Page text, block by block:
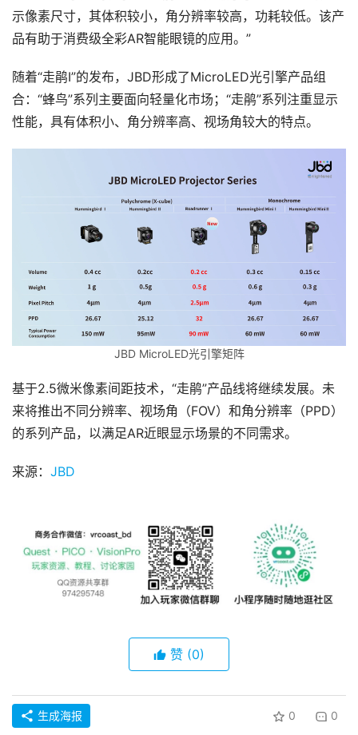
点
源
下
载
示像素尺寸，其体积较小，角分辨率较高，功耗较低。该产
品有助于消费级全彩AR智能眼镜的应用。”
随着“走鹃Ⅰ”的发布，JBD形成了MicroLED光引擎产品组
合：“蜂鸟”系列主要面向轻量化市场；“走鹃”系列注重显示
性能，具有体积小、角分辨率高、视场角较大的特点。
JBD MicroLED光引擎矩阵
基于2.5微米像素间距技术，“走鹃”产品线将继续发展。未
来将推出不同分辨率、视场角（FOV）和角分辨率（PPD）
的系列产品，以满足AR近眼显示场景的不同需求。
来源： JBD
赞 (0)
生成海报 0 0